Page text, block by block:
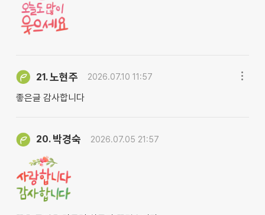
21.노현주 2026.07.10 11:57
좋은글 감사합니다
20. 박경숙 2026.07.05 21:57